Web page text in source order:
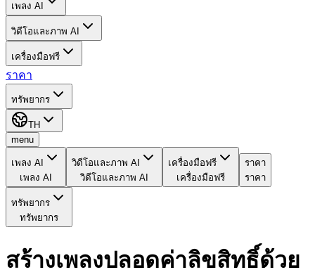
เพลง AI
วิดีโอและภาพ AI
เครื่องมือฟรี
ราคา
ทรัพยากร
TH
menu
เพลง AI
เพลง AI
วิดีโอและภาพ AI
วิดีโอและภาพ AI
เครื่องมือฟรี
เครื่องมือฟรี
ราคา
ราคา
ทรัพยากร
ทรัพยากร
สร้างเพลงปลอดค่าลิขสิทธิ์ด้วย